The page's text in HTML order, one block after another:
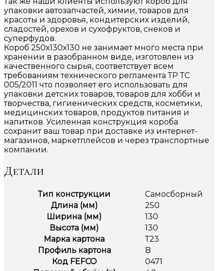
упаковки автозапчастей, химии, товаров для
красоты и здоровья, кондитерских изделий,
сладостей, орехов и сухофруктов, снеков и
суперфудов.
Короб 250х130х130 не занимает много места при
хранении в разобранном виде, изготовлен из
качественного сырья, соответствует всем
требованиям технического регламента ТР ТС
005/2011 что позволяет его использовать для
упаковки детских товаров, товаров для хобби и
творчества, гигиенических средств, косметики,
медицинских товаров, продуктов питания и
напитков. Усиленная конструкция короба
сохранит ваш товар при доставке из интернет-
магазинов, маркетплейсов и через транспортные
компании.
Детали
Тип конструкции
Самосборный
Длина (мм)
250
Ширина (мм)
130
Высота (мм)
130
Марка картона
Т23
Профиль картона
B
Код FEFCO
0471